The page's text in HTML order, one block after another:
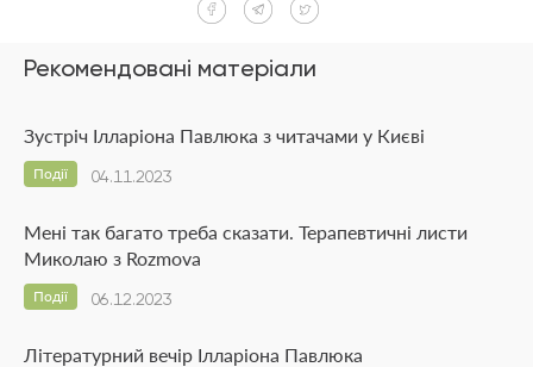
Рекомендовані матеріали
Зустріч Ілларіона Павлюка з читачами у Києві
04.11.2023
Події
Мені так багато треба сказати. Терапевтичні листи
Миколаю з Rozmova
06.12.2023
Події
Літературний вечір Ілларіона Павлюка